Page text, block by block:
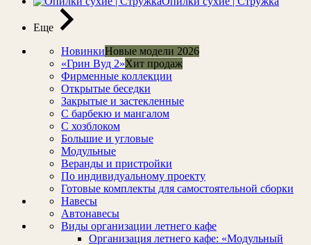
Еще
НовинкиНовые модели 2026
«Грин Вуд 2»Хит продаж
Фирменные коллекции
Открытые беседки
Закрытые и застекленные
С барбекю и мангалом
С хозблоком
Большие и угловые
Модульные
Веранды и пристройки
По индивидуальному проекту
Готовые комплекты для самостоятельной сборки
Навесы
Автонавесы
Виды организации летнего кафе
Организация летнего кафе: «Модульный